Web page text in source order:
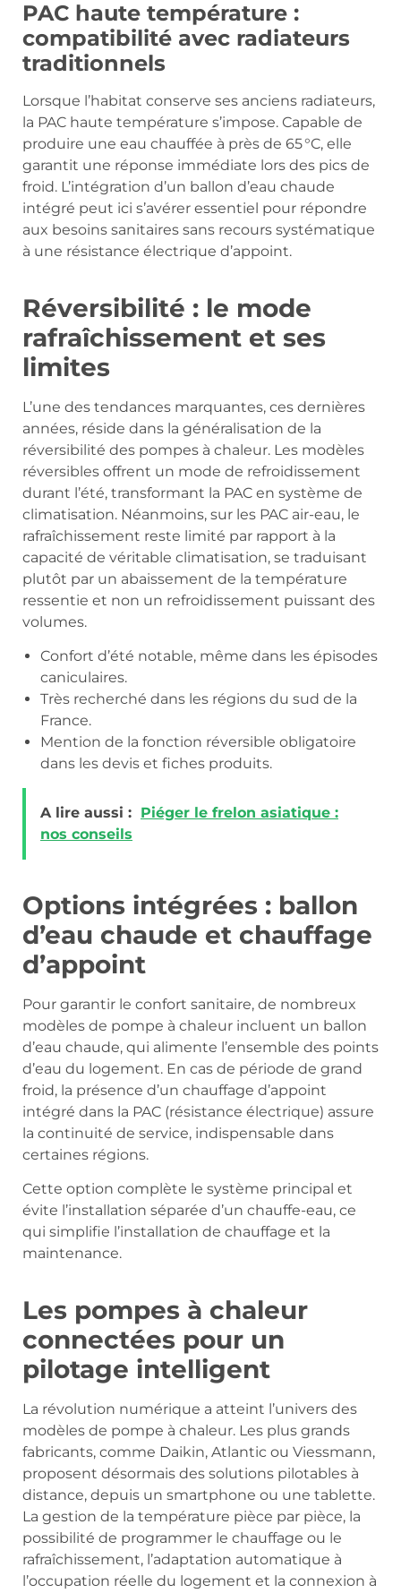
PAC haute température :
compatibilité avec radiateurs
traditionnels
Lorsque l’habitat conserve ses anciens radiateurs,
la PAC haute température s’impose. Capable de
produire une eau chauffée à près de 65 °C, elle
garantit une réponse immédiate lors des pics de
froid. L’intégration d’un ballon d’eau chaude
intégré peut ici s’avérer essentiel pour répondre
aux besoins sanitaires sans recours systématique
à une résistance électrique d’appoint.
Réversibilité : le mode
rafraîchissement et ses
limites
L’une des tendances marquantes, ces dernières
années, réside dans la généralisation de la
réversibilité des pompes à chaleur. Les modèles
réversibles offrent un mode de refroidissement
durant l’été, transformant la PAC en système de
climatisation. Néanmoins, sur les PAC air-eau, le
rafraîchissement reste limité par rapport à la
capacité de véritable climatisation, se traduisant
plutôt par un abaissement de la température
ressentie et non un refroidissement puissant des
volumes.
Confort d’été notable, même dans les épisodes
caniculaires.
Très recherché dans les régions du sud de la
France.
Mention de la fonction réversible obligatoire
dans les devis et fiches produits.
A lire aussi : Piéger le frelon asiatique :
nos conseils
Options intégrées : ballon
d’eau chaude et chauffage
d’appoint
Pour garantir le confort sanitaire, de nombreux
modèles de pompe à chaleur incluent un ballon
d’eau chaude, qui alimente l’ensemble des points
d’eau du logement. En cas de période de grand
froid, la présence d’un chauffage d’appoint
intégré dans la PAC (résistance électrique) assure
la continuité de service, indispensable dans
certaines régions.
Cette option complète le système principal et
évite l’installation séparée d’un chauffe-eau, ce
qui simplifie l’installation de chauffage et la
maintenance.
Les pompes à chaleur
connectées pour un
pilotage intelligent
La révolution numérique a atteint l’univers des
modèles de pompe à chaleur. Les plus grands
fabricants, comme Daikin, Atlantic ou Viessmann,
proposent désormais des solutions pilotables à
distance, depuis un smartphone ou une tablette.
La gestion de la température pièce par pièce, la
possibilité de programmer le chauffage ou le
rafraîchissement, l’adaptation automatique à
l’occupation réelle du logement et la connexion à